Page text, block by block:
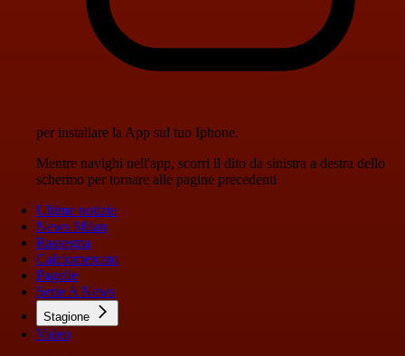
per installare la App sul tuo Iphone.
Mentre navighi nell'app, scorri il dito da sinistra a destra dello
schermo per tornare alle pagine precedenti
Ultime notizie
News Milan
Rassegna
Calciomercato
Pagelle
Serie A News
Stagione
Video